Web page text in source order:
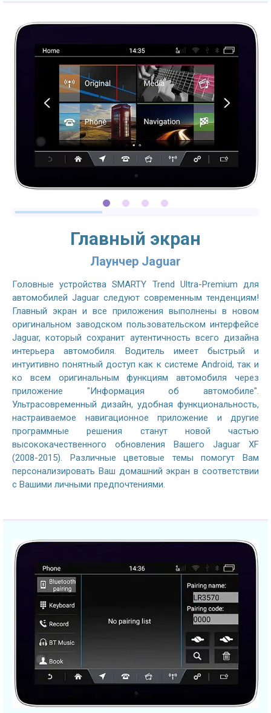
Главный экран
Лаунчер Jaguar
Головные устройства SMARTY Trend Ultra-Premium для
автомобилей Jaguar следуют современным тенденциям!
Главный экран и все приложения выполнены в новом
оригинальном заводском пользовательском интерфейсе
Jaguar, который сохранит аутентичность всего дизайна
интерьера автомобиля. Водитель имеет быстрый и
интуитивно понятный доступ как к системе Android, так и
ко всем оригинальным функциям автомобиля через
приложение "Информация об автомобиле".
Ультрасовременный дизайн, удобная функциональность,
настраиваемое навигационное приложение и другие
программные решения станут новой частью
высококачественного обновления Вашего Jaguar XF
(2008-2015). Различные цветовые темы помогут Вам
персонализировать Ваш домашний экран в соответствии
с Вашими личными предпочтениями.